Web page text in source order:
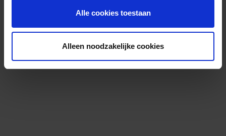
Alle cookies toestaan
Alleen noodzakelijke cookies